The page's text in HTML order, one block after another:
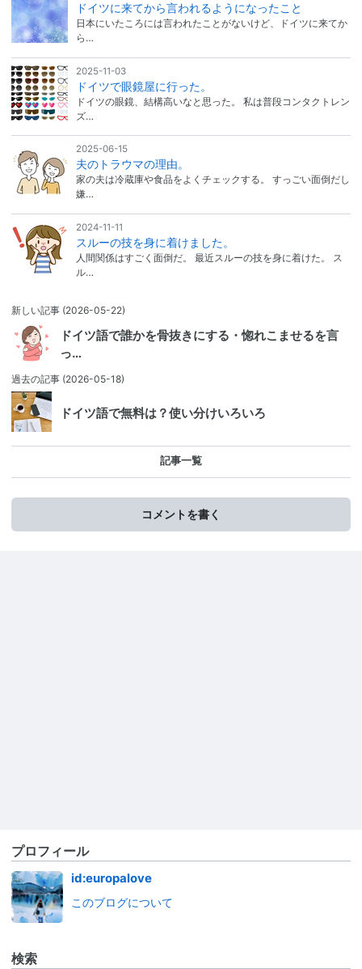
ドイツに来てから言われるようになったこと
日本にいたころには言われたことがないけど、ドイツに来てか
ら…
2025-11-03
ドイツで眼鏡屋に行った。
ドイツの眼鏡、結構高いなと思った。 私は普段コンタクトレン
ズ…
2025-06-15
夫のトラウマの理由。
家の夫は冷蔵庫や食品をよくチェックする。 すっごい面倒だし
嫌…
2024-11-11
スルーの技を身に着けました。
人間関係はすごく面倒だ。 最近スルーの技を身に着けた。 ス
ル…
新しい記事 (2026-05-22)
ドイツ語で誰かを骨抜きにする・惚れこませるを言
っ…
過去の記事 (2026-05-18)
ドイツ語で無料は？使い分けいろいろ
記事一覧
コメントを書く
プロフィール
id:europalove
このブログについて
検索